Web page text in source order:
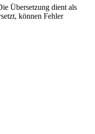
Übersetzung dient als
können Fehler